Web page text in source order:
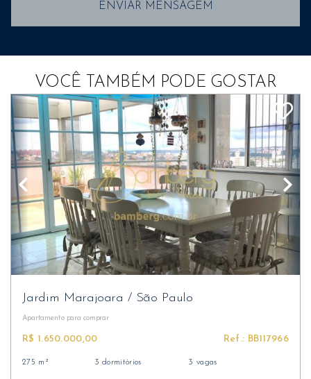
ENVIAR MENSAGEM
VOCÊ TAMBÉM PODE GOSTAR
Jardim Marajoara / São Paulo
Apartamento para comprar
R$ 1.650.000,00 Ref.: BB117966
275 m² 3 dormitórios 3 vagas